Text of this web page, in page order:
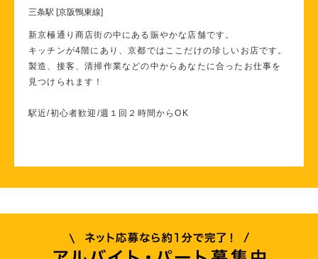
三条駅 [京阪鴨東線]
新京極通り商店街の中にある賑やかな店舗です。
キッチンが4階にあり、京都ではここだけの珍しいお店です。
製造、接客、清掃作業などの中からあなたに合ったお仕事を
見つけられます！
駅近/初心者歓迎/週１回２時間からOK